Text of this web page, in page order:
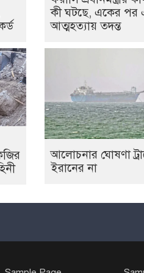
কী ঘটছে, একের পর
আত্মহত্যায় তদন্ত
আলোচনার ঘোষণা
ইরানের না